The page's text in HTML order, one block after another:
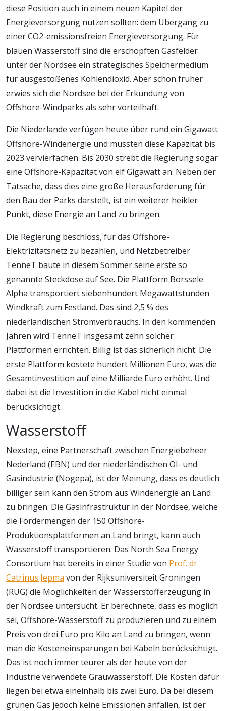
diese Position auch in einem neuen Kapitel der
Energieversorgung nutzen sollten: dem Übergang zu
einer CO2-emissionsfreien Energieversorgung. Für
blauen Wasserstoff sind die erschöpften Gasfelder
unter der Nordsee ein strategisches Speichermedium
für ausgestoßenes Kohlendioxid. Aber schon früher
erwies sich die Nordsee bei der Erkundung von
Offshore-Windparks als sehr vorteilhaft.
Die Niederlande verfügen heute über rund ein Gigawatt
Offshore-Windenergie und müssten diese Kapazität bis
2023 vervierfachen. Bis 2030 strebt die Regierung sogar
eine Offshore-Kapazität von elf Gigawatt an. Neben der
Tatsache, dass dies eine große Herausforderung für
den Bau der Parks darstellt, ist ein weiterer heikler
Punkt, diese Energie an Land zu bringen.
Die Regierung beschloss, für das Offshore-
Elektrizitätsnetz zu bezahlen, und Netzbetreiber
TenneT baute in diesem Sommer seine erste so
genannte Steckdose auf See. Die Plattform Borssele
Alpha transportiert siebenhundert Megawattstunden
Windkraft zum Festland. Das sind 2,5 % des
niederländischen Stromverbrauchs. In den kommenden
Jahren wird TenneT insgesamt zehn solcher
Plattformen errichten. Billig ist das sicherlich nicht: Die
erste Plattform kostete hundert Millionen Euro, was die
Gesamtinvestition auf eine Milliarde Euro erhöht. Und
dabei ist die Investition in die Kabel nicht einmal
berücksichtigt.
Wasserstoff
Nexstep, eine Partnerschaft zwischen Energiebeheer
Nederland (EBN) und der niederländischen Öl- und
Gasindustrie (Nogepa), ist der Meinung, dass es deutlich
billiger sein kann den Strom aus Windenergie an Land
zu bringen. Die Gasinfrastruktur in der Nordsee, welche
die Fördermengen der 150 Offshore-
Produktionsplattformen an Land bringt, kann auch
Wasserstoff transportieren. Das North Sea Energy
Consortium hat bereits in einer Studie von Prof. dr.
Catrinus Jepma von der Rijksuniversiteit Groningen
(RUG) die Möglichkeiten der Wasserstofferzeugung in
der Nordsee untersucht. Er berechnete, dass es möglich
sei, Offshore-Wasserstoff zu produzieren und zu einem
Preis von drei Euro pro Kilo an Land zu bringen, wenn
man die Kosteneinsparungen bei Kabeln berücksichtigt.
Das ist noch immer teurer als der heute von der
Industrie verwendete Grauwasserstoff. Die Kosten dafür
liegen bei etwa eineinhalb bis zwei Euro. Da bei diesem
grünen Gas jedoch keine Emissionen anfallen, ist der